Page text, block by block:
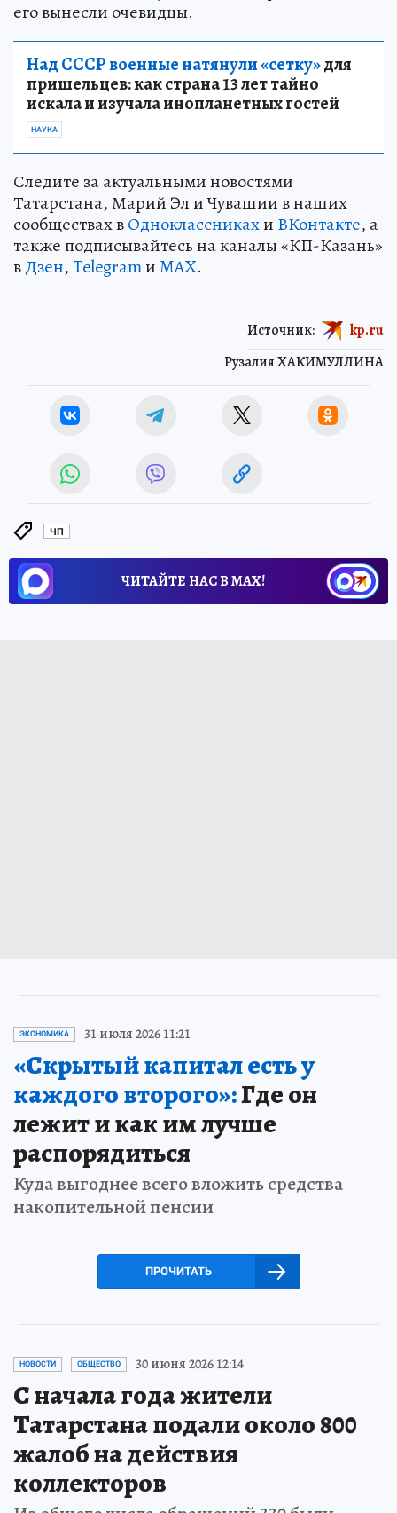
его вынесли очевидцы.
Над СССР военные натянули «сетку»для
пришельцев: как страна 13 лет тайно
искала и изучала инопланетных гостей
НАУКА
Следите за актуальными новостями
Татарстана, Марий Эл и Чувашии в наших
сообществах вОдноклассникахи ВКонтакте, а
также подписывайтесь на каналы «КП-Казань»
вДзен,TelegramиMAX.
Рузалия ХАКИМУЛЛИНА
Источник: kp.ru
ЧП
ЧИТАЙТЕ НАС В МАХ!
ЭКОНОМИКА 31 июля 2026 11:21
«Скрытый капитал есть у
каждого второго»:Где он
лежит и как им лучше
распорядиться
Куда выгоднее всего вложить средства
накопительной пенсии
ПРОЧИТАТЬ
НОВОСТИ ОБЩЕСТВО 30 июня 2026 12:14
С начала года жители
Татарстана подали около 800
жалоб на действия
коллекторов